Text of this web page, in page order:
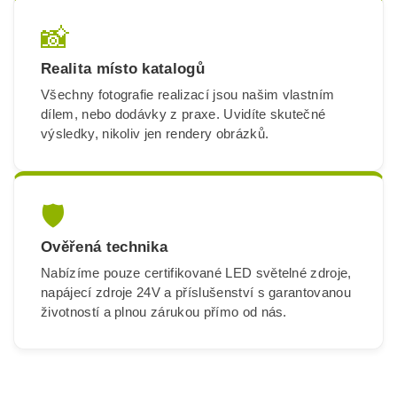
📸
Realita místo katalogů
Všechny fotografie realizací jsou našim vlastním
dílem, nebo dodávky z praxe. Uvidíte skutečné
výsledky, nikoliv jen rendery obrázků.
🛡️
Ověřená technika
Nabízíme pouze certifikované LED světelné zdroje,
napájecí zdroje 24V a příslušenství s garantovanou
životností a plnou zárukou přímo od nás.